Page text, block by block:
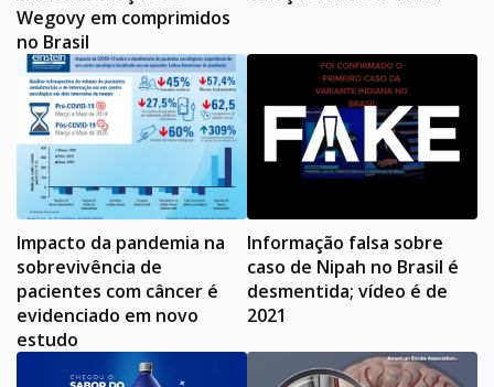
Wegovy em comprimidos
no Brasil
Impacto da pandemia na
sobrevivência de
pacientes com câncer é
evidenciado em novo
estudo
Informação falsa sobre
caso de Nipah no Brasil é
desmentida; vídeo é de
2021